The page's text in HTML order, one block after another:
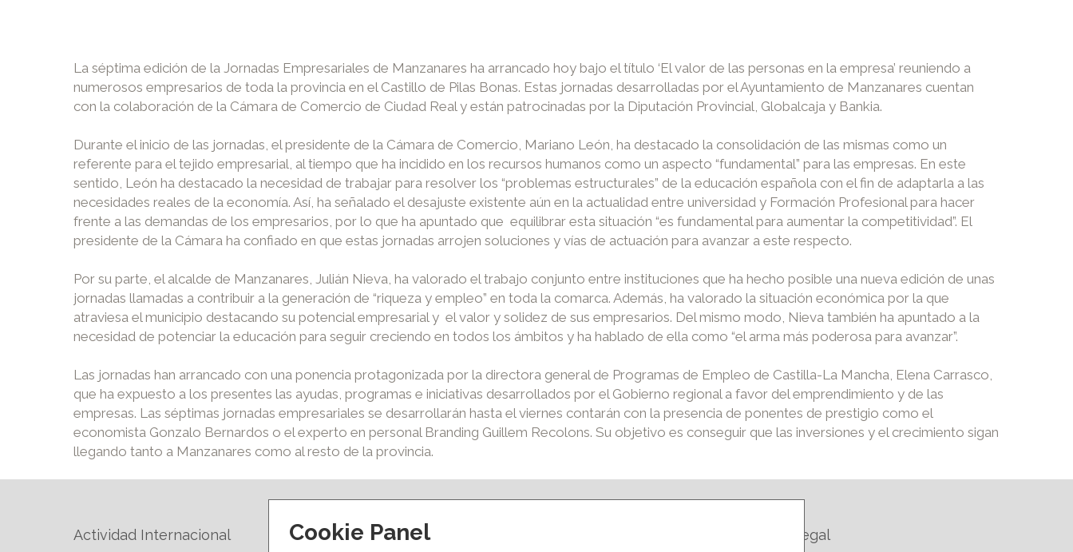
La séptima edición de la Jornadas Empresariales de Manzanares ha arrancado hoy bajo el título ‘El valor de las personas en la empresa’ reuniendo a
numerosos empresarios de toda la provincia en el Castillo de Pilas Bonas. Estas jornadas desarrolladas por el Ayuntamiento de Manzanares cuentan
con la colaboración de la Cámara de Comercio de Ciudad Real y están patrocinadas por la Diputación Provincial, Globalcaja y Bankia.
Durante el inicio de las jornadas, el presidente de la Cámara de Comercio, Mariano León, ha destacado la consolidación de las mismas como un
referente para el tejido empresarial, al tiempo que ha incidido en los recursos humanos como un aspecto “fundamental” para las empresas. En este
sentido, León ha destacado la necesidad de trabajar para resolver los “problemas estructurales” de la educación española con el fin de adaptarla a las
necesidades reales de la economía. Así, ha señalado el desajuste existente aún en la actualidad entre universidad y Formación Profesional para hacer
frente a las demandas de los empresarios, por lo que ha apuntado que equilibrar esta situación “es fundamental para aumentar la competitividad”. El
presidente de la Cámara ha confiado en que estas jornadas arrojen soluciones y vías de actuación para avanzar a este respecto.
Por su parte, el alcalde de Manzanares, Julián Nieva, ha valorado el trabajo conjunto entre instituciones que ha hecho posible una nueva edición de unas
jornadas llamadas a contribuir a la generación de “riqueza y empleo” en toda la comarca. Además, ha valorado la situación económica por la que
atraviesa el municipio destacando su potencial empresarial y el valor y solidez de sus empresarios. Del mismo modo, Nieva también ha apuntado a la
necesidad de potenciar la educación para seguir creciendo en todos los ámbitos y ha hablado de ella como “el arma más poderosa para avanzar”.
Las jornadas han arrancado con una ponencia protagonizada por la directora general de Programas de Empleo de Castilla-La Mancha, Elena Carrasco,
que ha expuesto a los presentes las ayudas, programas e iniciativas desarrollados por el Gobierno regional a favor del emprendimiento y de las
empresas. Las séptimas jornadas empresariales se desarrollarán hasta el viernes contarán con la presencia de ponentes de prestigio como el
economista Gonzalo Bernardos o el experto en personal Branding Guillem Recolons. Su objetivo es conseguir que las inversiones y el crecimiento sigan
llegando tanto a Manzanares como al resto de la provincia.
Actividad Internacional Formación y eventos Legal
Cookie Panel